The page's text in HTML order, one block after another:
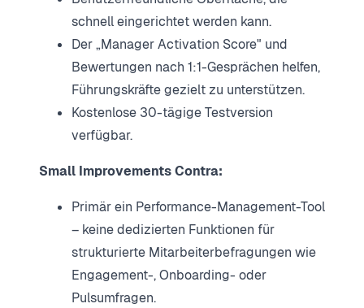
schnell eingerichtet werden kann.
Der „Manager Activation Score" und
Bewertungen nach 1:1-Gesprächen helfen,
Führungskräfte gezielt zu unterstützen.
Kostenlose 30-tägige Testversion
verfügbar.
Small Improvements Contra:
Primär ein Performance-Management-Tool
– keine dedizierten Funktionen für
strukturierte Mitarbeiterbefragungen wie
Engagement-, Onboarding- oder
Pulsumfragen.